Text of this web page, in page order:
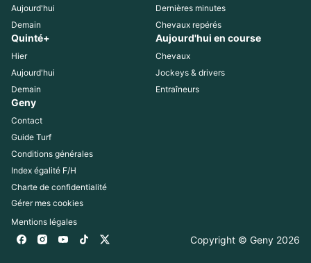
Aujourd'hui
Demain
Dernières minutes
Chevaux repérés
Quinté+
Hier
Aujourd'hui
Demain
Aujourd'hui en course
Chevaux
Jockeys & drivers
Entraîneurs
Geny
Contact
Guide Turf
Conditions générales
Index égalité F/H
Charte de confidentialité
Gérer mes cookies
Mentions légales
Copyright © Geny 2026